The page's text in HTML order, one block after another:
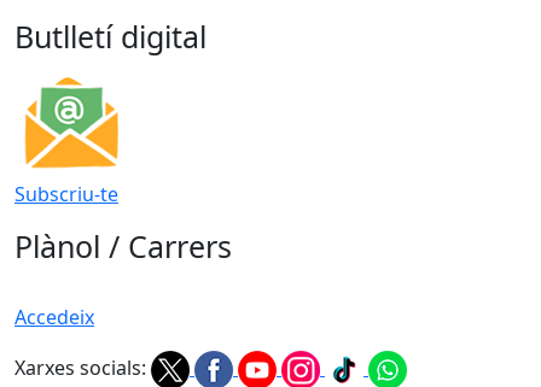
Butlletí digital
Subscriu-te
Plànol / Carrers
Accedeix
Xarxes socials: